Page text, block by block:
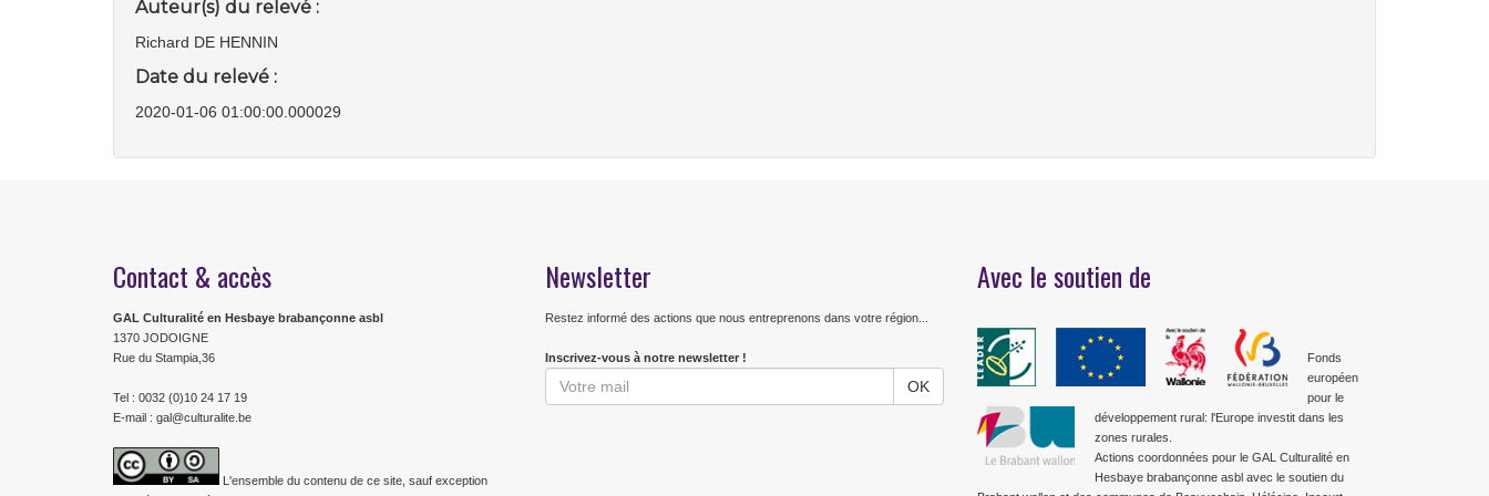
Auteur(s) du relevé :
Richard DE HENNIN
Date du relevé :
2020-01-06 01:00:00.000029
Contact & accès
GAL Culturalité en Hesbaye brabançonne asbl
1370 JODOIGNE
Rue du Stampia,36
Tel : 0032 (0)10 24 17 19
E-mail : gal@culturalite.be
L'ensemble du contenu de ce site, sauf exception
Newsletter
Restez informé des actions que nous entreprenons dans votre région...
Inscrivez-vous à notre newsletter !
Avec le soutien de
Fonds
européen
pour le
développement rural: l'Europe investit dans les
zones rurales.
Actions coordonnées pour le GAL Culturalité en
Hesbaye brabançonne asbl avec le soutien du